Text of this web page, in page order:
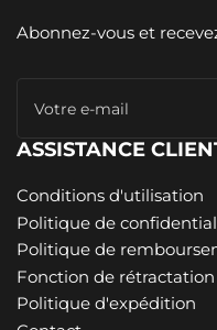
Abonnez-vous et
ASSISTANCE
Conditions d'utilisation
Politique de
Politique de
Fonction de rétractation
Politique d'expédition